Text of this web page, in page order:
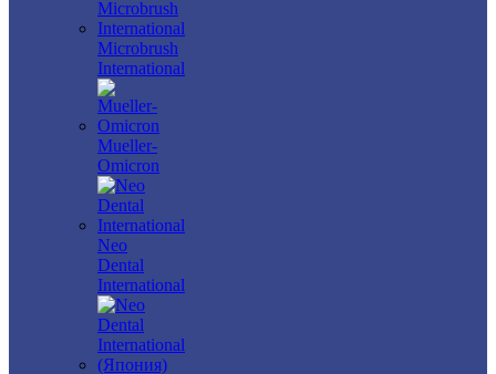
Microbrush
International
Mueller-
Omicron
Neo
Dental
International